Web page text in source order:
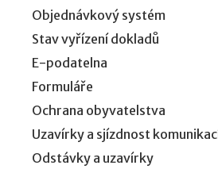
Objednávkový systém
Stav vyřízení dokladů
E-podatelna
Formuláře
Ochrana obyvatelstva
Uzavírky a sjízdnost
Odstávky a uzavírky